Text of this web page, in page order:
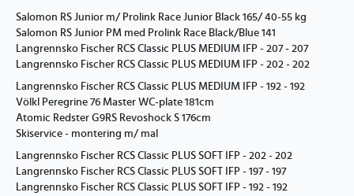
Salomon RS Junior m/ Prolink Race Junior Black 165/ 40-55 kg
Salomon RS Junior PM med Prolink Race Black/Blue 141
Langrennsko Fischer RCS Classic PLUS MEDIUM IFP - 207 - 207
Langrennsko Fischer RCS Classic PLUS MEDIUM IFP - 202 - 202
Langrennsko Fischer RCS Classic PLUS MEDIUM IFP - 192 - 192
Völkl Peregrine 76 Master WC-plate 181cm
Atomic Redster G9RS Revoshock S 176cm
Skiservice - montering m/ mal
Langrennsko Fischer RCS Classic PLUS SOFT IFP - 202 - 202
Langrennsko Fischer RCS Classic PLUS SOFT IFP - 197 - 197
Langrennsko Fischer RCS Classic PLUS SOFT IFP - 192 - 192